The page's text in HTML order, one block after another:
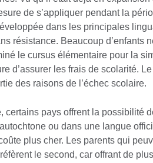
de s’appliquer pendant la
dans les principales
résistance. Beaucoup d’enfants
le cursus élémentaire pour la
d’assurer les frais de scolarité.
des raisons de l’échec scolaire.
certains pays offrent la possibilité
ou dans une langue
plus cher. Les parents qui
le second, car offrant de